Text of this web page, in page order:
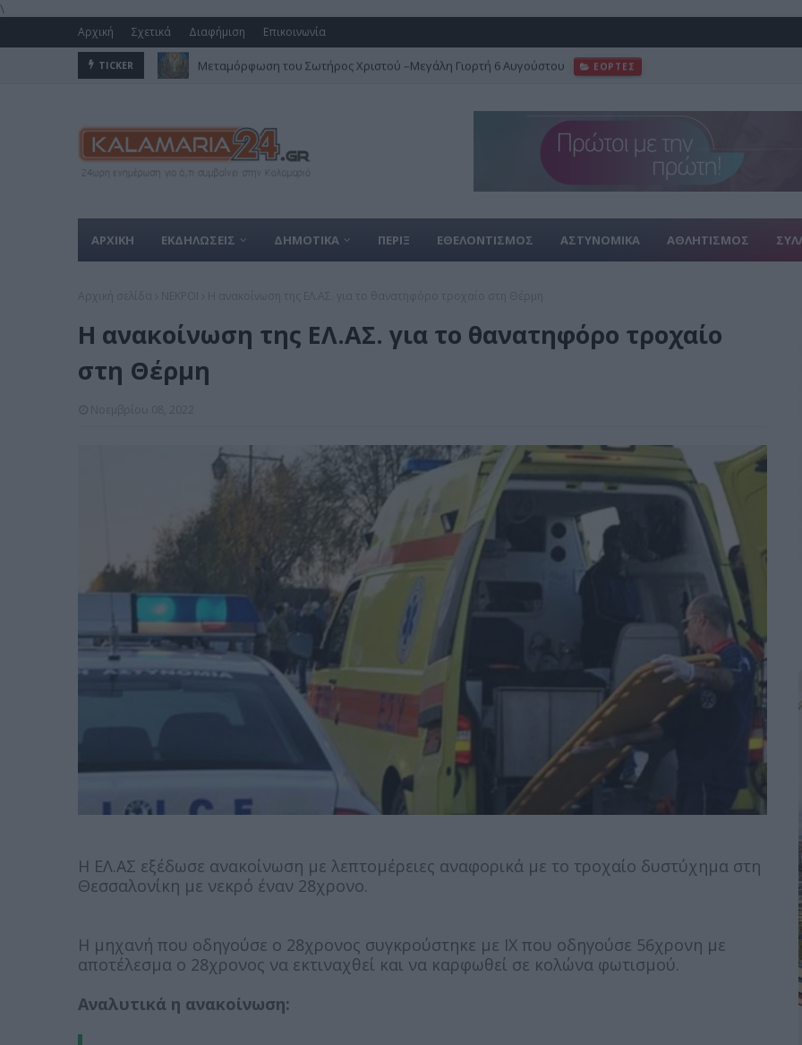
\
Αρχική Σχετικά Διαφήμιση Επικοινωνία
TICKER Μεταμόρφωση του Σωτήρος Χριστού –Μεγάλη Γιορτή 6 Αυγούστου ΕΟΡΤΕΣ
ΑΡΧΙΚΗ ΕΚΔΗΛΩΣΕΙΣ ΔΗΜΟΤΙΚΑ ΠΕΡΙΞ ΕΘΕΛΟΝΤΙΣΜΟΣ ΑΣΤΥΝΟΜΙΚΑ ΑΘΛΗΤΙΣΜΟΣ
Η ανακοίνωση της ΕΛ.ΑΣ. για το θανατηφόρο τροχαίο
στη Θέρμη
Η ΕΛ.ΑΣ εξέδωσε ανακοίνωση με λεπτομέρειες αναφορικά με το τροχαίο δυστύχημα στη
Θεσσαλονίκη με νεκρό έναν 28χρονο.
Η μηχανή που οδηγούσε ο 28χρονος συγκρούστηκε με ΙΧ που οδηγούσε 56χρονη με
αποτέλεσμα ο 28χρονος να εκτιναχθεί και να καρφωθεί σε κολώνα φωτισμού.
Αναλυτικά η ανακοίνωση: